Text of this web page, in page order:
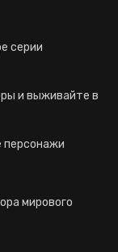
серии
и выживайте в
персонажи
мирового